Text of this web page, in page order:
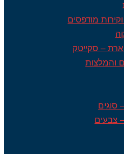
מודפסים
– סקייטק
והמלצות
סוגים
צבעים